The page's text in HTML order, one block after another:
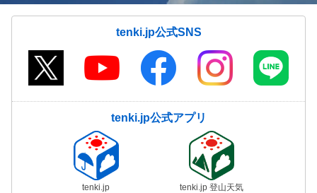
tenki.jp公式SNS
tenki.jp公式アプリ
tenki.jp tenki.jp 登山天気